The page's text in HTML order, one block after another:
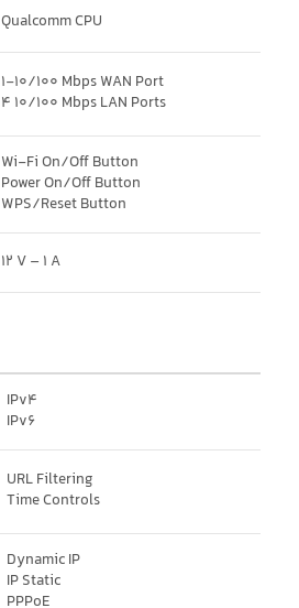
Qualcomm CPU
1-10/100 Mbps WAN Port
4 10/100 Mbps LAN Ports
Wi-Fi On/Off Button
Power On/Off Button
WPS/Reset Button
12 V – 1 A
IPv4
IPv6
URL Filtering
Time Controls
Dynamic IP
IP Static
PPPoE